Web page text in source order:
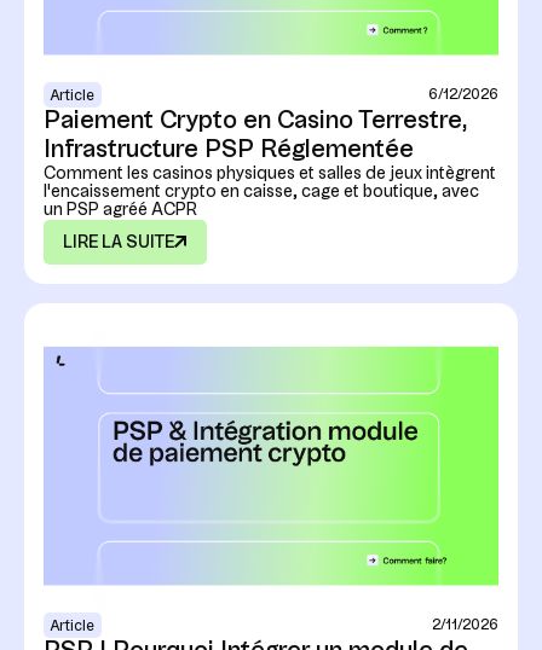
Article 6/12/2026
Paiement Crypto en Casino Terrestre,
Infrastructure PSP Réglementée
Comment les casinos physiques et salles de jeux intègrent
l'encaissement crypto en caisse, cage et boutique, avec
un PSP agréé ACPR
LIRE LA SUITE
Article 2/11/2026